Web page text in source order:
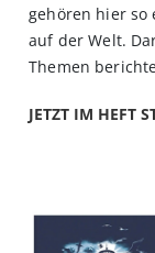
gehören hier so
auf der Welt.
Themen
JETZT IM HEFT